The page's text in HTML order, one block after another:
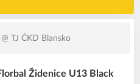
@ TJ ČKD Blansko
Židenice U13 Black